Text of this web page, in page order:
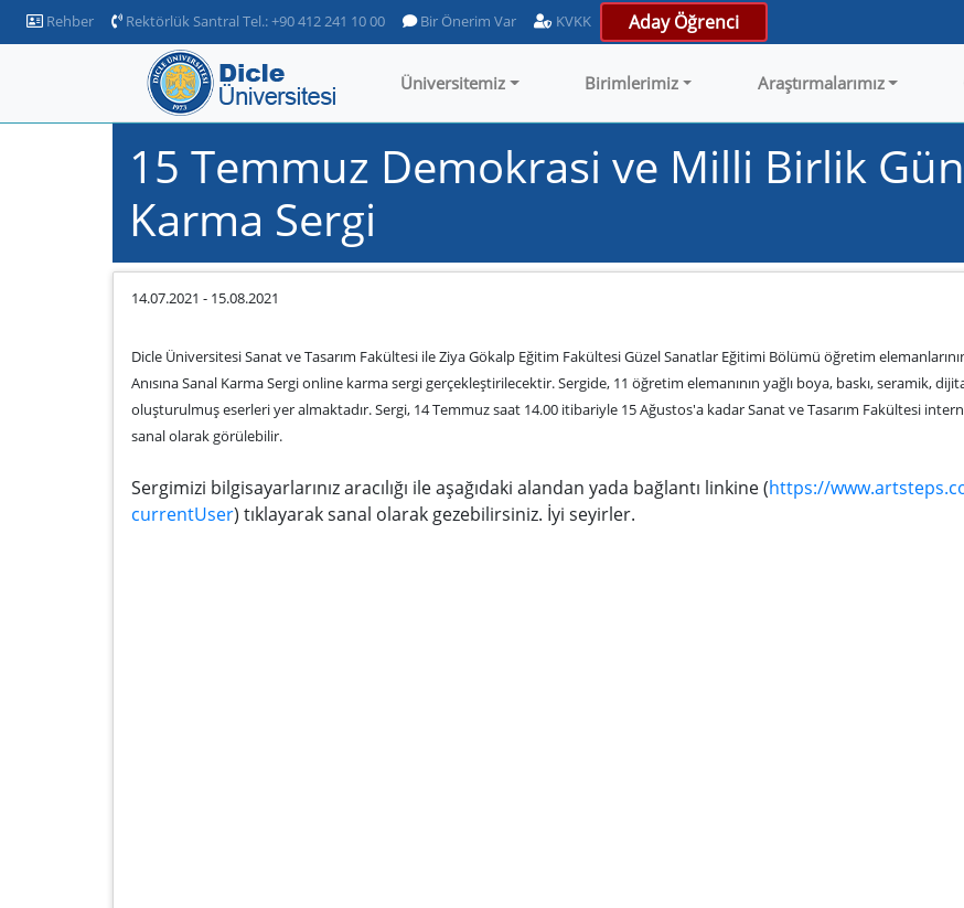
Rehber Rektörlük Santral Tel.: +90 412 241 10 00 Bir Önerim Var KVKK Aday Öğrenci
Üniversitemiz Birimlerimiz Araştırmalarımız
15 Temmuz Demokrasi ve Milli Birlik
Karma Sergi
14.07.2021 - 15.08.2021
Dicle Üniversitesi Sanat ve Tasarım Fakültesi ile Ziya Gökalp Eğitim Fakültesi Güzel Sanatlar Eğitimi Bölümü öğretim
Anısına Sanal Karma Sergi online karma sergi gerçekleştirilecektir. Sergide, 11 öğretim elemanının yağlı boya, baskı, seramik,
oluşturulmuş eserleri yer almaktadır. Sergi, 14 Temmuz saat 14.00 itibariyle 15 Ağustos'a kadar Sanat ve Tasarım Fakültesi
sanal olarak görülebilir.
Sergimizi bilgisayarlarınız aracılığı ile aşağıdaki alandan yada bağlantı linkine (https://
currentUser) tıklayarak sanal olarak gezebilirsiniz. İyi seyirler.